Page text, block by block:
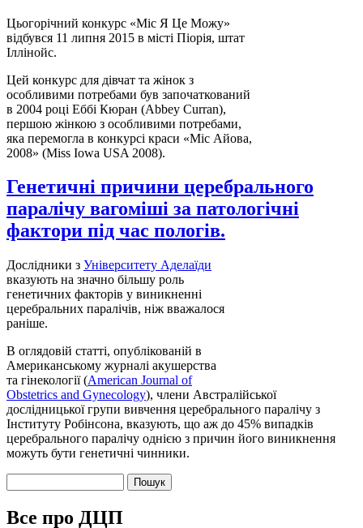
Цьогорічний конкурс «Міс Я Це Можу»
відбувся 11 липня 2015 в місті Піорія, штат
Іллінойс.
Цей конкурс для дівчат та жінок з
особливими потребами був започаткований
в 2004 році Еббі Кюран (Abbey Curran),
першою жінкою з особливими потребами,
яка перемогла в конкурсі краси «Міс Айова,
2008» (Miss Iowa USA 2008).
Генетичні причини церебрального
паралічу вагоміші за патологічні
фактори під час пологів.
Дослідники з Університету Аделаїди
вказують на значно більшу роль
генетичних факторів у виникненні
церебральних паралічів, ніж вважалося
раніше.
В оглядовій статті, опублікованій в
Американському журналі акушерства
та гінекології (American Journal of
Obstetrics and Gynecology), члени Австралійської
дослідницької групи вивчення церебрального паралічу з
Інституту Робінсона, вказують, що аж до 45% випадків
церебрального паралічу однією з причин його виникнення
можуть бути генетичні чинники.
Все про ДЦП